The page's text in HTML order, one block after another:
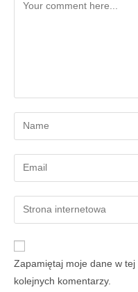
Zapamiętaj moje dane w
kolejnych komentarzy.